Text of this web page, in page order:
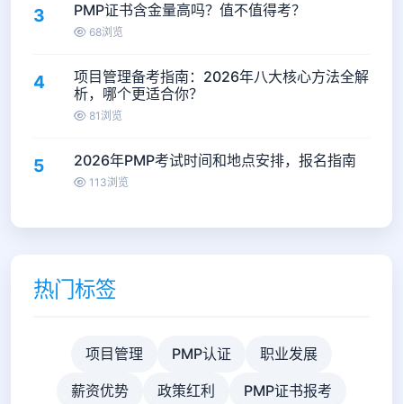
3 PMP证书含金量高吗？值不值得考？
68浏览
4
项目管理备考指南：2026年八大核心方法全解
析，哪个更适合你？
81浏览
5 2026年PMP考试时间和地点安排，报名指南
113浏览
热门标签
项目管理 PMP认证 职业发展
薪资优势 政策红利 PMP证书报考